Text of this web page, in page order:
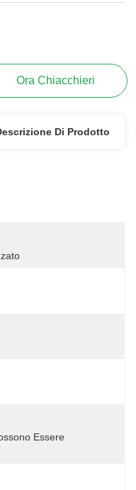
Ora Chiacchieri
Di Prodotto
Essere